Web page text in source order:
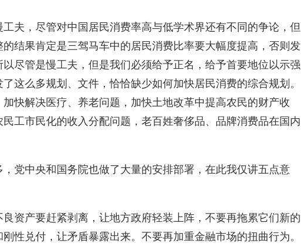
夫，尽管对中国居民消费率高与低学术界还有不同的争论，但
结果肯定是三驾马车中的居民消费比率要大幅度提高，否则发
尽管是慢工夫，但是我们必须给予正名，给予首要地位以示强
这么多规划、文件，恰恰缺少如何加快居民消费的综合规划。
快解决医疗、养老问题，加快土地改革中提高农民的财产收
工市民化的收入分配问题，老百姓奢侈品、品牌消费品在国内
党中央和国务院也做了大量的安排部署，在此我仅讲五点意
资产要赶紧剥离，让地方政府轻装上阵，不要再拖累它们新的
性兑付，让矛盾暴露出来。不要再加重金融市场的扭曲行为。